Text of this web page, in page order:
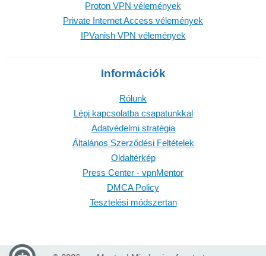
Proton VPN vélemények
Private Internet Access vélemények
IPVanish VPN vélemények
Információk
Rólunk
Lépj kapcsolatba csapatunkkal
Adatvédelmi stratégia
Általános Szerződési Feltételek
Oldaltérkép
Press Center - vpnMentor
DMCA Policy
Tesztelési módszertan